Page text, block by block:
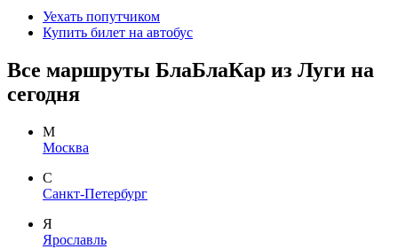
Уехать попутчиком
Купить билет на автобус
Все маршруты БлаБлаКар из Луги на
сегодня
М
Москва
С
Санкт-Петербург
Я
Ярославль